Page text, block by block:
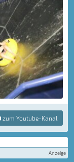
zum Youtube-Kanal
Anzeige